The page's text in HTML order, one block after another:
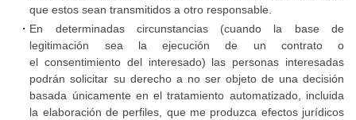
que estos sean transmitidos a otro responsable.
En determinadas circunstancias (cuando la base de
legitimación sea la ejecución de un contrato o
el consentimiento del interesado) las personas interesadas
podrán solicitar su derecho a no ser objeto de una decisión
basada únicamente en el tratamiento automatizado, incluida
la elaboración de perfiles, que me produzca efectos jurídicos